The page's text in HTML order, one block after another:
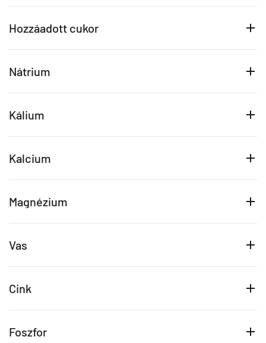
Hozzáadott cukor
Nátrium
Kálium
Kalcium
Magnézium
Vas
Cink
Foszfor